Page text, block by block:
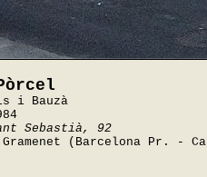
i Bauzà
Sebastià, 92
(Barcelona Pr. -